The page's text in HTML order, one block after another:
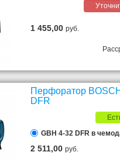
1 455,00руб.
Перфоратор
DFR
GBH 4-32 DFR в
2 511,00руб.